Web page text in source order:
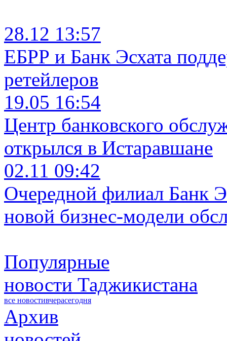
28.12 13:57
ЕБРР и Банк Эсхата
ретейлеров
19.05 16:54
Центр банковского
открылся в Истаравшане
02.11 09:42
Очередной филиал Банк
новой бизнес-модели
Популярные
новости Таджикистана
все новостивчерасегодня
Архив